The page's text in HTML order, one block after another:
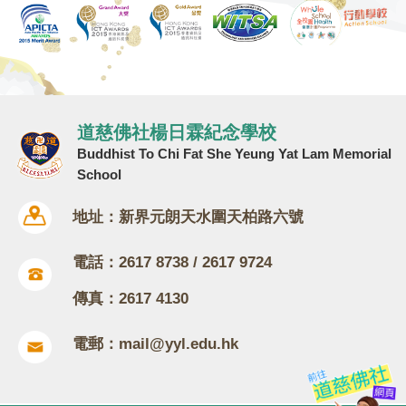
道慈佛社楊日霖紀念學校
Buddhist To Chi Fat She Yeung Yat Lam Memorial
School
地址：新界元朗天水圍天柏路六號
電話：2617 8738 / 2617 9724
傳真：2617 4130
電郵： mail@yyl.edu.hk